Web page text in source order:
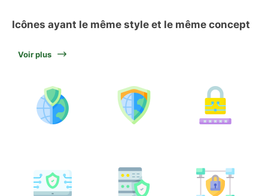
Icônes ayant le même style et le même concept
Voir plus